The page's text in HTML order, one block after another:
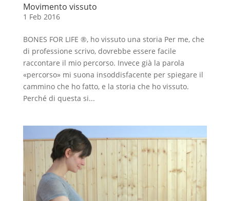
Movimento vissuto
1 Feb 2016
BONES FOR LIFE ®, ho vissuto una storia Per me, che
di professione scrivo, dovrebbe essere facile
raccontare il mio percorso. Invece già la parola
«percorso» mi suona insoddisfacente per spiegare il
cammino che ho fatto, e la storia che ho vissuto.
Perché di questa si...